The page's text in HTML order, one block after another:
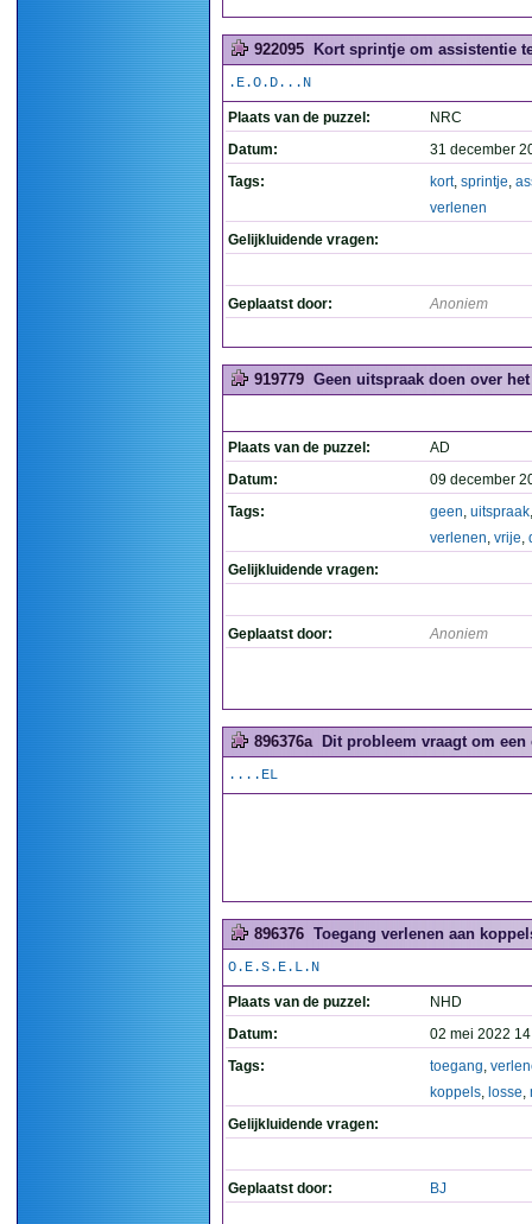
922095 Kort sprintje om assistentie
.E.O.D...N
Plaats van de puzzel:
NRC
Datum:
31 december
Tags:
kort, sprintje,
verlenen
Gelijkluidende vragen:
Geplaatst door: Anoniem
919779 Geen uitspraak doen over
Plaats van de puzzel:
AD
Datum:
09 december
Tags:
geen, uitspraak
verlenen, vrije,
Gelijkluidende vragen:
Geplaatst door: Anoniem
896376a Dit probleem vraagt om
....EL
896376 Toegang verlenen aan
O.E.S.E.L.N
Plaats van de puzzel:
NHD
Datum:
02 mei 2022
Tags:
toegang,
koppels, losse,
Gelijkluidende vragen:
Geplaatst door: BJ